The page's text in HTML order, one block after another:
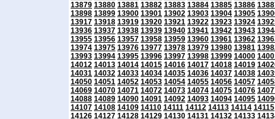
13879 13880 13881 13882 13883 13884 13885 13886
13898 13899 13900 13901 13902 13903 13904 13905
13917 13918 13919 13920 13921 13922 13923 13924
13936 13937 13938 13939 13940 13941 13942 13943
13955 13956 13957 13958 13959 13960 13961 13962
13974 13975 13976 13977 13978 13979 13980 13981
13993 13994 13995 13996 13997 13998 13999 14000
14012 14013 14014 14015 14016 14017 14018 14019
14031 14032 14033 14034 14035 14036 14037 14038
14050 14051 14052 14053 14054 14055 14056 14057
14069 14070 14071 14072 14073 14074 14075 14076
14088 14089 14090 14091 14092 14093 14094 14095
14107 14108 14109 14110 14111 14112 14113 14114 14115
14126 14127 14128 14129 14130 14131 14132 14133